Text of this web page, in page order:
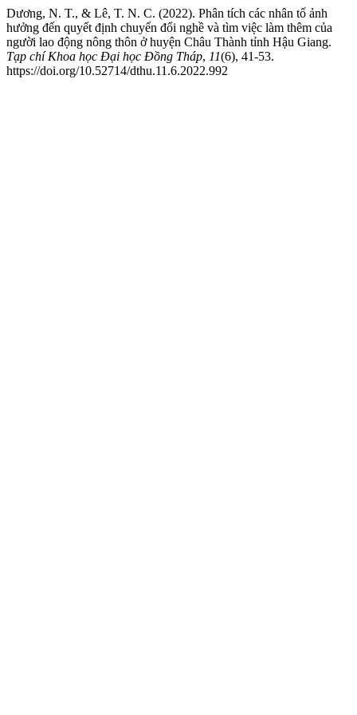
Dương, N. T., & Lê, T. N. C. (2022). Phân tích các nhân tố ảnh
hưởng đến quyết định chuyển đổi nghề và tìm việc làm thêm của
người lao động nông thôn ở huyện Châu Thành tỉnh Hậu Giang.
Tạp chí Khoa học Đại học Đồng Tháp, 11(6), 41-53.
https://doi.org/10.52714/dthu.11.6.2022.992